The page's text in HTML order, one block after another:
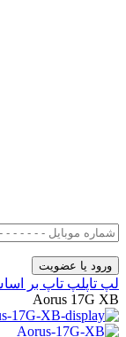
لپ تاپلپ تاپ بر
Aorus 17G XB